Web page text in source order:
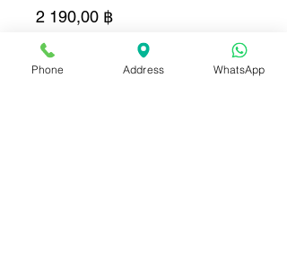
2 190,00 ฿Цена
Добавить в корзину
Phone Address WhatsApp